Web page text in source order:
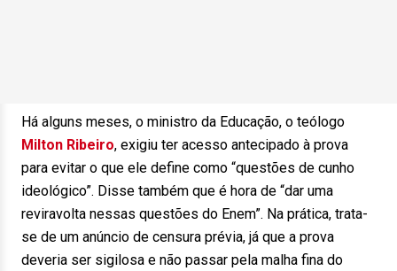
Há alguns meses, o ministro da Educação, o teólogo
Milton Ribeiro, exigiu ter acesso antecipado à prova
para evitar o que ele define como “questões de cunho
ideológico”. Disse também que é hora de “dar uma
reviravolta nessas questões do Enem”. Na prática, trata-
se de um anúncio de censura prévia, já que a prova
deveria ser sigilosa e não passar pela malha fina do